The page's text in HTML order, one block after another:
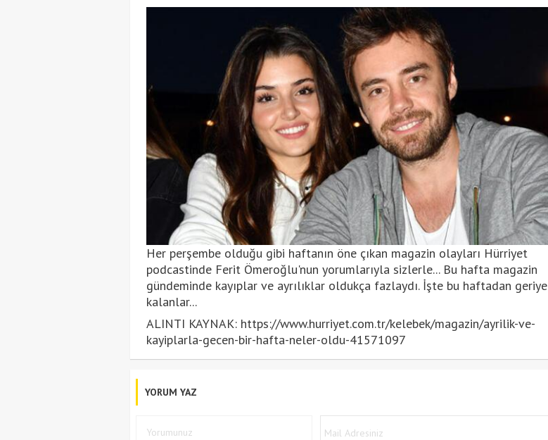
Her perşembe olduğu gibi haftanın öne çıkan magazin olayları Hürriyet
podcastinde Ferit Ömeroğlu'nun yorumlarıyla sizlerle... Bu hafta magazin
gündeminde kayıplar ve ayrılıklar oldukça fazlaydı. İşte bu haftadan geriye
kalanlar...
ALINTI KAYNAK: https://www.hurriyet.com.tr/kelebek/magazin/ayrilik-ve-
kayiplarla-gecen-bir-hafta-neler-oldu-41571097
YORUM YAZ